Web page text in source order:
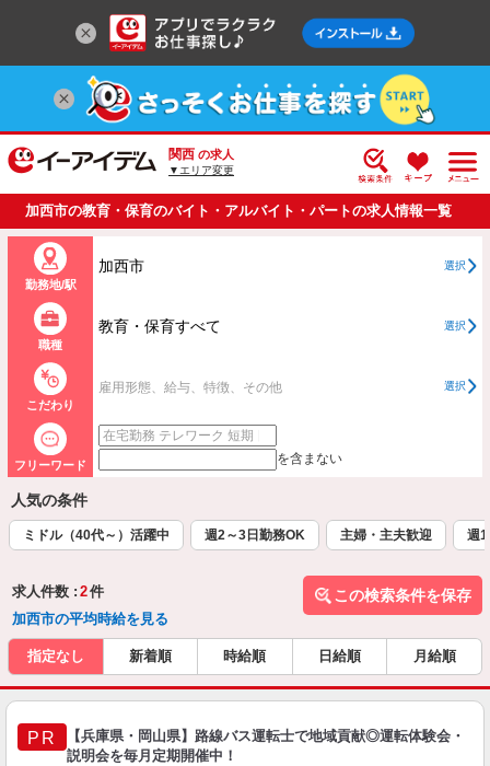
関西 の求人
▼エリア変更
加西市の教育・保育のバイト・アルバイト・パートの求人情報一覧
勤務地/駅
加西市 選択
職種
教育・保育すべて 選択
こだわり
雇用形態、給与、特徴、その他 選択
フリーワード を含まない
人気の条件
ミドル（40代～）活躍中 週2～3日勤務OK 主婦・主夫歓迎 週
求人件数 : 2件
加西市の平均時給を見る
この検索条件を保存
指定なし 新着順 時給順 日給順 月給順
PR
【兵庫県・岡山県】路線バス運転士で地域貢献◎運転体験会・
説明会を毎月定期開催中！